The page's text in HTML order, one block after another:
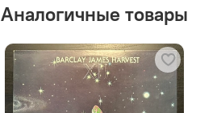
Аналогичные товары